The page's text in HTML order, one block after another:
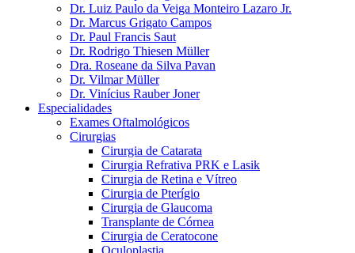
Dr. Luiz Paulo da Veiga Monteiro Lazaro Jr.
Dr. Marcus Grigato Campos
Dr. Paul Francis Saut
Dr. Rodrigo Thiesen Müller
Dra. Roseane da Silva Pavan
Dr. Vilmar Müller
Dr. Vinícius Rauber Joner
Especialidades
Exames Oftalmológicos
Cirurgias
Cirurgia de Catarata
Cirurgia Refrativa PRK e Lasik
Cirurgia de Retina e Vítreo
Cirurgia de Pterígio
Cirurgia de Glaucoma
Transplante de Córnea
Cirurgia de Ceratocone
Oculoplastia